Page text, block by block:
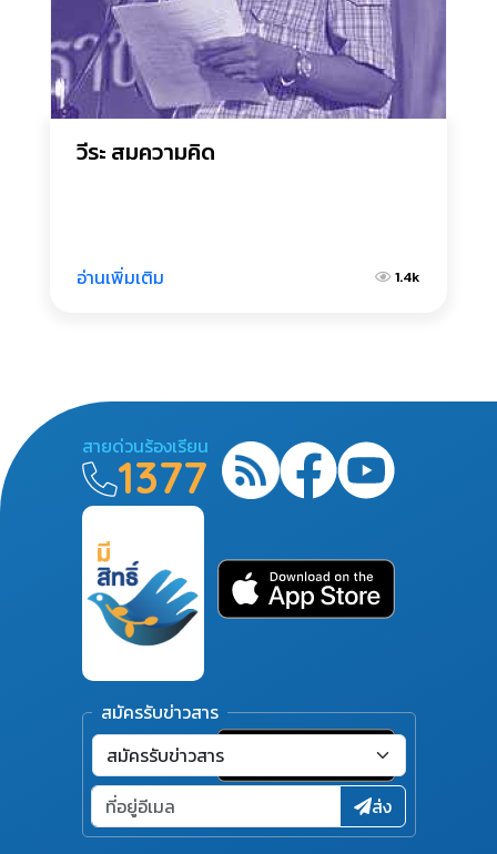
วีระ สมความคิด
อ่านเพิ่มเติม 1.4k
สายด่วนร้องเรียน
1377
สมัครรับข่าวสาร
ส่ง